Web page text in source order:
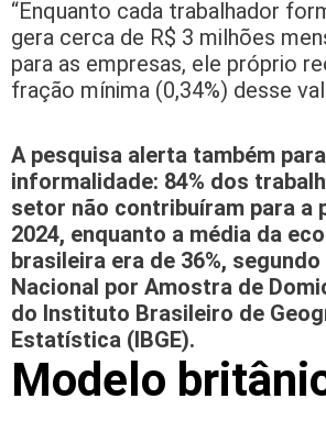
“Enquanto cada trabalhador
gera cerca de R$ 3 milhões
para as empresas, ele próprio
fração mínima (0,34%) desse
A pesquisa alerta também
informalidade: 84% dos
setor não contribuíram para a
2024, enquanto a média da
brasileira era de 36%,
Nacional por Amostra de
do Instituto Brasileiro de
Estatística (IBGE).
Modelo